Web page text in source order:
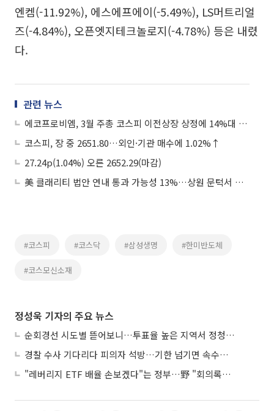
엔켐(-11.92%), 에스에프에이(-5.49%), LS머트리얼
즈(-4.84%), 오픈엣지테크놀로지(-4.78%) 등은 내렸
다.
관련 뉴스
에코프로비엠, 3월 주총 코스피 이전상장 상정에 14%대 강세
코스피, 장 중 2651.80…외인·기관 매수에 1.02%↑
27.24p(1.04%) 오른 2652.29(마감)
美 클래리티 법안 연내 통과 가능성 13%…상원 문턱서 제동
#코스피 #코스닥 #삼성생명 #한미반도체
#코스모신소재
정성욱 기자의 주요 뉴스
순회경선 시도별 뜯어보니…투표율 높은 지역서 정청래 강세
경찰 수사 기다리다 피의자 석방…기한 넘기면 속수무책
"레버리지 ETF 배율 손보겠다"는 정부…野 "회의록부터 내놔야"